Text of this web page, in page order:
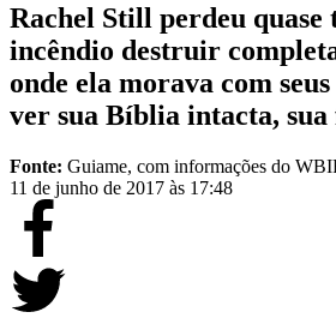
Rachel Still perdeu quase
incêndio destruir
onde ela morava com
ver sua Bíblia intacta, sua
Fonte: Guiame, com informações do
11 de junho de 2017 às 17:48